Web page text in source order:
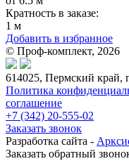
Кратность в заказе:
1 м
Добавить в избранное
© Проф-комплект, 2026
614025, Пермский край,
Политика
соглашение
+7 (342) 20-555-02
Заказать звонок
Разработка сайта -
Заказать обратный